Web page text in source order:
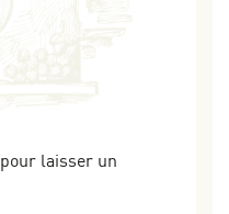
pour laisser un